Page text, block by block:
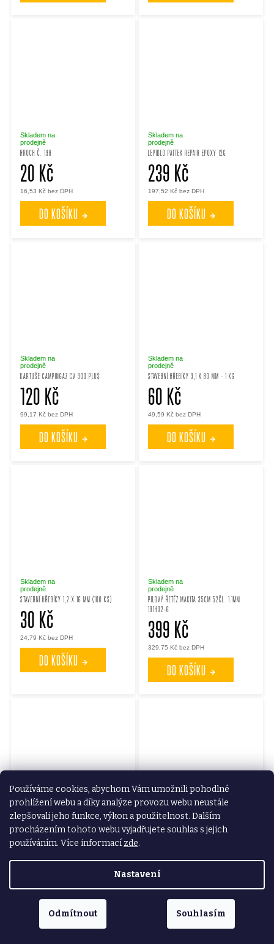
Používáme cookies, abychom Vám umožnili pohodlné
prohlížení webu a díky analýze provozu webu neustále
zlepšovali jeho funkce, výkon a použitelnost. Dalším
procházením tohoto webu vyjadřujete souhlas s jejich
používáním. Více informací zde.
Nastavení
Odmítnout Souhlasím
HROCH Č. 198
Skladem na
prodejně
16,53 Kč bez DPH
20 Kč
DO KOŠÍKU
LEPIDLO PATTEX REPAIR EPOXY 12G
Skladem na
prodejně
197,52 Kč bez DPH
239 Kč
DO KOŠÍKU
KARTUŠE CAMPINGAZ CV 300 PLUS
Skladem na
prodejně
99,17 Kč bez DPH
120 Kč
DO KOŠÍKU
STAVEBNÍ HŘEBÍKY 3,1 X 80 MM - 1 KG
Skladem na
prodejně
49,59 Kč bez DPH
60 Kč
DO KOŠÍKU
STAVEBNÍ HŘEBÍKY 1,2 X 16 MM (100 KS)
Skladem na
prodejně
24,79 Kč bez DPH
30 Kč
DO KOŠÍKU
PILOVÝ ŘETĚZ MAKITA 35CM 52ČL. 1.1MM
191H02-6
Skladem na
prodejně
329,75 Kč bez DPH
399 Kč
DO KOŠÍKU
ŘEZNÝ KOTOUČ 125X1.2X22.23MM NEREZ D-
18770 50KS
Skladem na
prodejně
1 190 Kč
DO KOŠÍKU
VÍČKO TWIST 43MM 6 KS
Skladem na
23,14 Kč bez DPH
28 Kč
DO KOŠÍKU